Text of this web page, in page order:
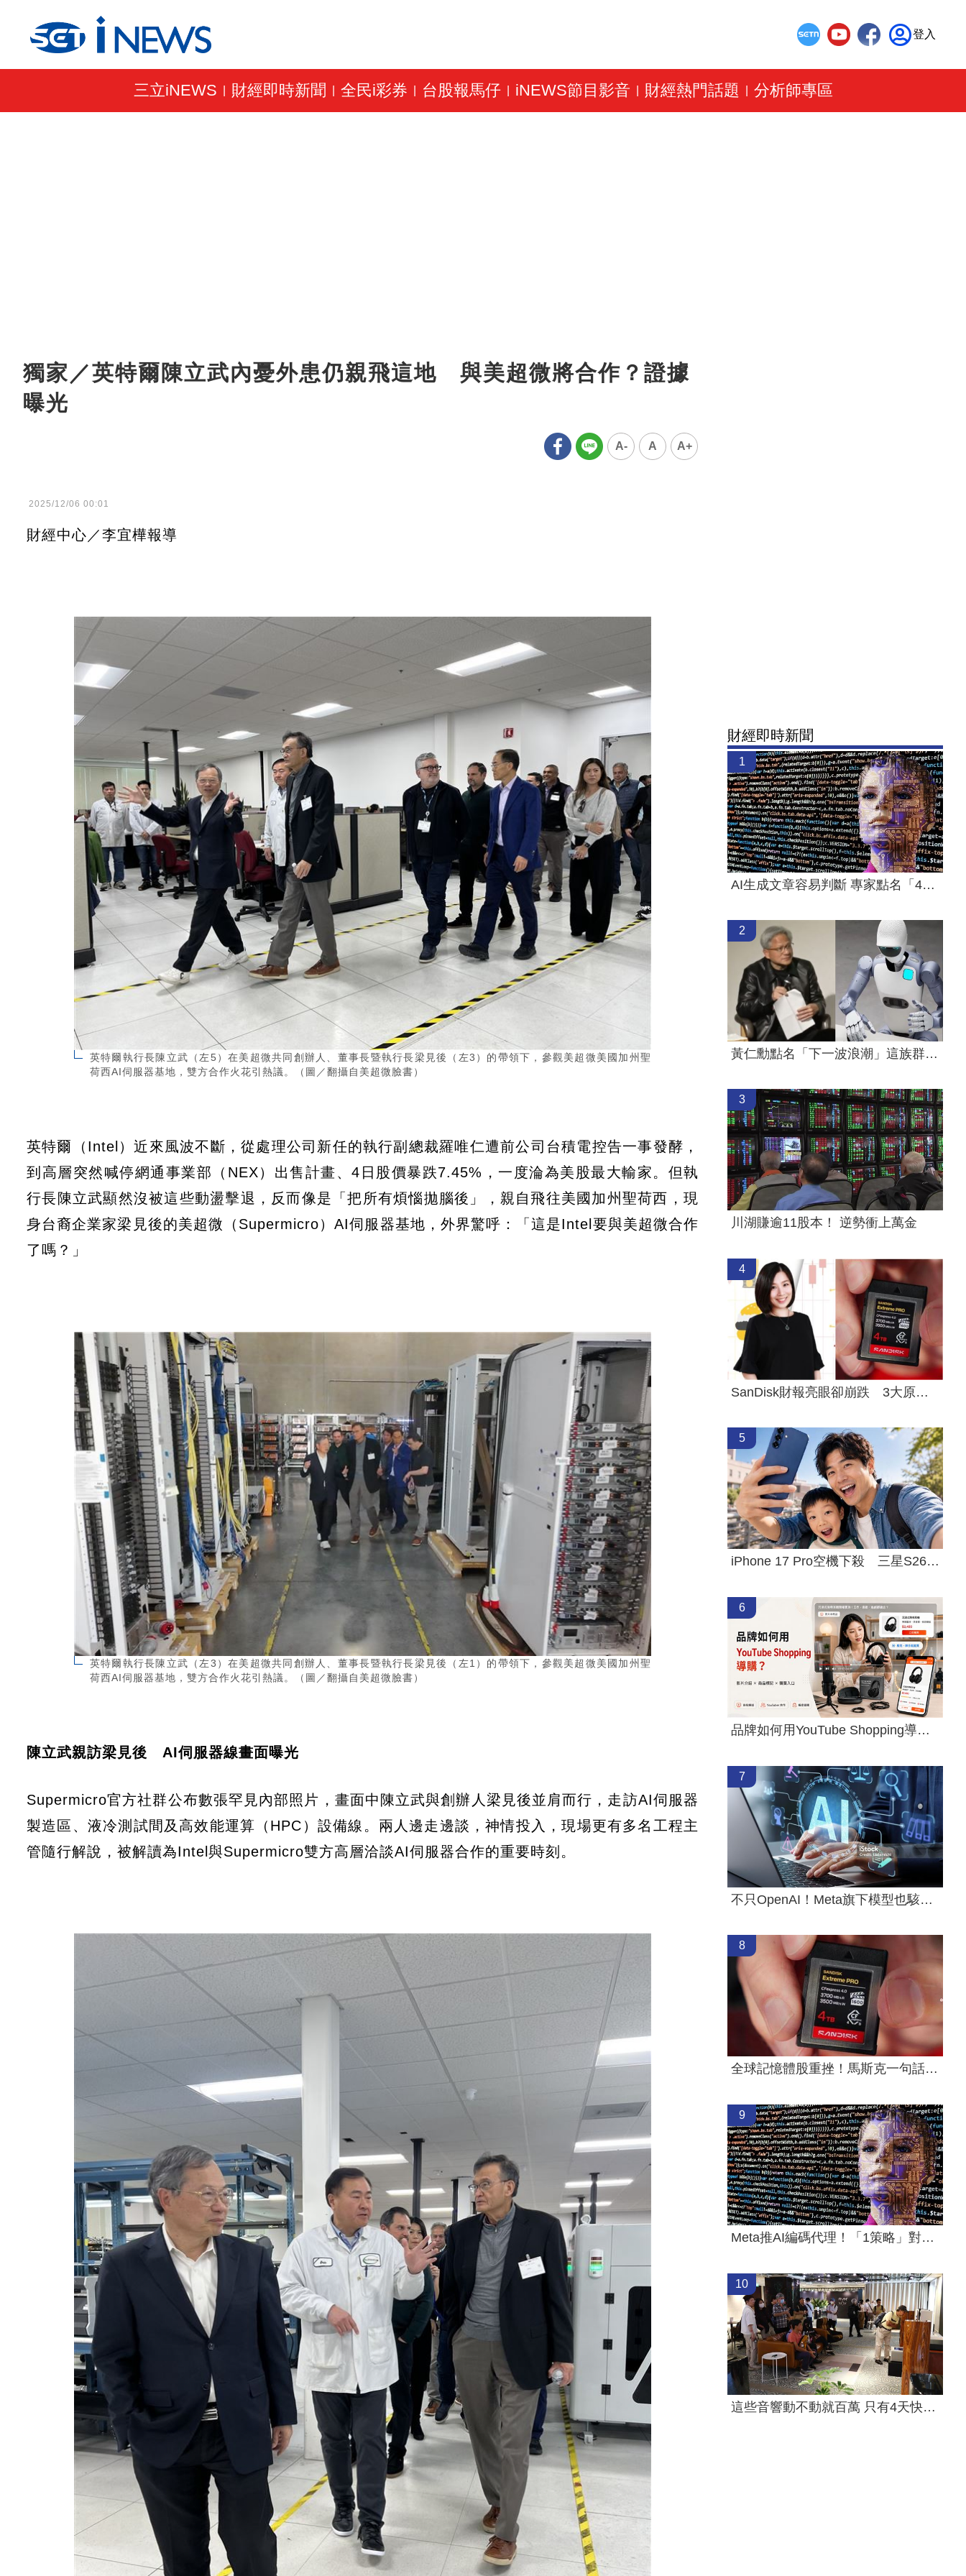
登入
三立iNEWS 財經即時新聞 全民i彩券 台股報馬仔| iNEWS節目影音 財經熱門話題 分析師專區
獨家／英特爾陳立武內憂外患仍親飛這地 與美超微將合作？證據
曝光
A- A A+
2025/12/06 00:01
財經中心／李宜樺報導
英特爾執行長陳立武（左5）在美超微共同創辦人、董事長暨執行長梁見後（左3）的帶領下，參觀美超微美國加州聖
荷西AI伺服器基地，雙方合作火花引熱議。（圖／翻攝自美超微臉書）
英特爾（Intel）近來風波不斷，從處理公司新任的執行副總裁羅唯仁遭前公司台積電控告一事發酵，
到高層突然喊停網通事業部（NEX）出售計畫、4日股價暴跌7.45%，一度淪為美股最大輸家。但執
行長陳立武顯然沒被這些動盪擊退，反而像是「把所有煩惱拋腦後」，親自飛往美國加州聖荷西，現
身台裔企業家梁見後的美超微（Supermicro）AI伺服器基地，外界驚呼：「這是Intel要與美超微合作
了嗎？」
英特爾執行長陳立武（左3）在美超微共同創辦人、董事長暨執行長梁見後（左1）的帶領下，參觀美超微美國加州聖
荷西AI伺服器基地，雙方合作火花引熱議。（圖／翻攝自美超微臉書）
陳立武親訪梁見後 AI伺服器線畫面曝光
Supermicro官方社群公布數張罕見內部照片，畫面中陳立武與創辦人梁見後並肩而行，走訪AI伺服器
製造區、液冷測試間及高效能運算（HPC）設備線。兩人邊走邊談，神情投入，現場更有多名工程主
管隨行解說，被解讀為Intel與Supermicro雙方高層洽談AI伺服器合作的重要時刻。
財經即時新聞
1
AI生成文章容易判斷 專家點名「4大破綻」
2
黃仁勳點名「下一波浪潮」這族群全面噴出
3
川湖賺逾11股本！ 逆勢衝上萬金
4
SanDisk財報亮眼卻崩跌 3大原因一次看懂
5
iPhone 17 Pro空機下殺 三星S26+降近8千
6
品牌如何用YouTube Shopping導購？
7
不只OpenAI！Meta旗下模型也駭入其他公司
8
全球記憶體股重挫！馬斯克一句話救信心
9
Meta推AI編碼代理！「1策略」對決OpenAI
10
這些音響動不動就百萬 只有4天快帶爸來聽